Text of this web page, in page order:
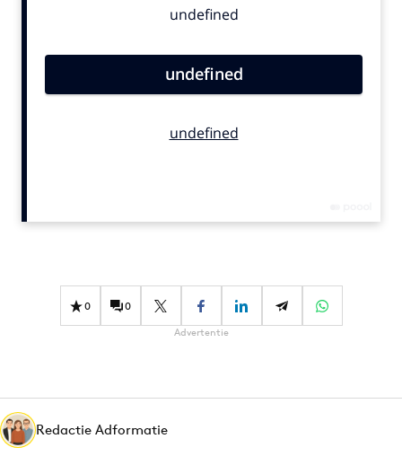
Contentmarketing
Effectiviteit
Gedragsverandering
Martech
Media
Merkstrategie
0 0
Advertentie
Redactie Adformatie